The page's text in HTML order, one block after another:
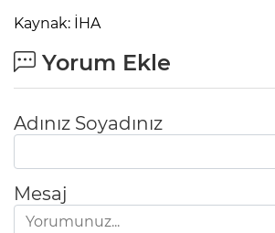
Kaynak: İHA
Yorum Ekle
Adınız Soyadınız
Mesaj